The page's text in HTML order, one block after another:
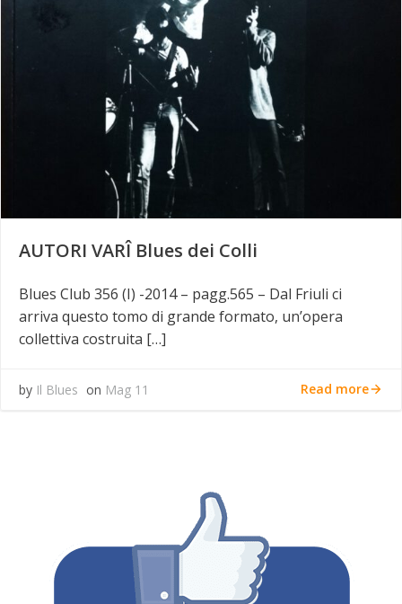
AUTORI VARÎ Blues dei Colli
Blues Club 356 (I) -2014 – pagg.565 – Dal Friuli ci
arriva questo tomo di grande formato, un’opera
collettiva costruita […]
by Il Blues on Mag 11 Read more